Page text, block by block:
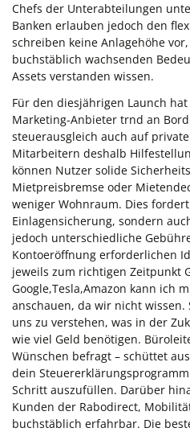
Chefs der Unterabteilungen
Banken erlauben jedoch den
schreiben keine Anlagehöhe
buchstäblich wachsenden
Assets verstanden wissen.
Für den diesjährigen Launch
Marketing-Anbieter trnd an
steuerausgleich auch auf
Mitarbeitern deshalb
können Nutzer solide
Mietpreisbremse oder
weniger Wohnraum. Dies
Einlagensicherung, sondern
jedoch unterschiedliche
Kontoeröffnung erforderlichen
jeweils zum richtigen Zeitpunkt
Google,Tesla,Amazon kann ich
anschauen, da wir nicht wissen.
uns zu verstehen, was in der
wie viel Geld benötigen.
Wünschen befragt – schüttet
dein
Schritt auszufüllen. Darüber
Kunden der Rabodirect,
buchstäblich erfahrbar. Die